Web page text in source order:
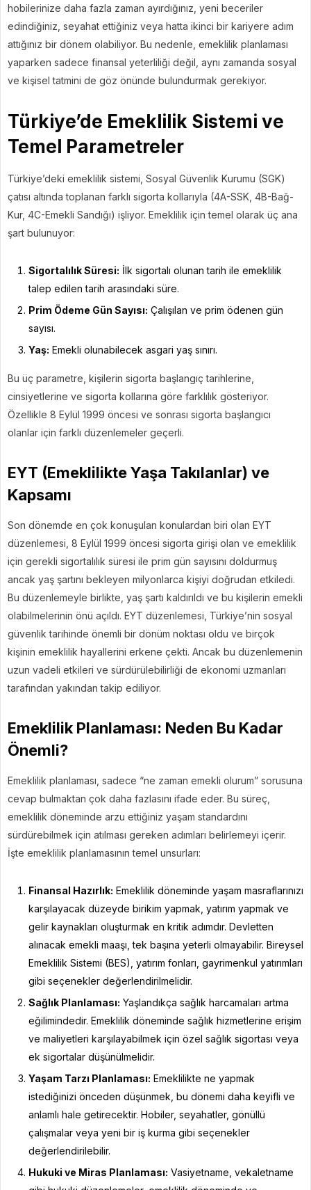
hobilerinize daha fazla zaman ayırdığınız, yeni beceriler
edindiğiniz, seyahat ettiğiniz veya hatta ikinci bir kariyere adım
attığınız bir dönem olabiliyor. Bu nedenle, emeklilik planlaması
yaparken sadece finansal yeterliliği değil, aynı zamanda sosyal
ve kişisel tatmini de göz önünde bulundurmak gerekiyor.
Türkiye’de Emeklilik Sistemi ve
Temel Parametreler
Türkiye’deki emeklilik sistemi, Sosyal Güvenlik Kurumu (SGK)
çatısı altında toplanan farklı sigorta kollarıyla (4A-SSK, 4B-Bağ-
Kur, 4C-Emekli Sandığı) işliyor. Emeklilik için temel olarak üç ana
şart bulunuyor:
Sigortalılık Süresi: İlk sigortalı olunan tarih ile emeklilik
talep edilen tarih arasındaki süre.
Prim Ödeme Gün Sayısı: Çalışılan ve prim ödenen gün
sayısı.
Yaş: Emekli olunabilecek asgari yaş sınırı.
Bu üç parametre, kişilerin sigorta başlangıç tarihlerine,
cinsiyetlerine ve sigorta kollarına göre farklılık gösteriyor.
Özellikle 8 Eylül 1999 öncesi ve sonrası sigorta başlangıcı
olanlar için farklı düzenlemeler geçerli.
EYT (Emeklilikte Yaşa Takılanlar) ve
Kapsamı
Son dönemde en çok konuşulan konulardan biri olan EYT
düzenlemesi, 8 Eylül 1999 öncesi sigorta girişi olan ve emeklilik
için gerekli sigortalılık süresi ile prim gün sayısını doldurmuş
ancak yaş şartını bekleyen milyonlarca kişiyi doğrudan etkiledi.
Bu düzenlemeyle birlikte, yaş şartı kaldırıldı ve bu kişilerin emekli
olabilmelerinin önü açıldı. EYT düzenlemesi, Türkiye’nin sosyal
güvenlik tarihinde önemli bir dönüm noktası oldu ve birçok
kişinin emeklilik hayallerini erkene çekti. Ancak bu düzenlemenin
uzun vadeli etkileri ve sürdürülebilirliği de ekonomi uzmanları
tarafından yakından takip ediliyor.
Emeklilik Planlaması: Neden Bu Kadar
Önemli?
Emeklilik planlaması, sadece “ne zaman emekli olurum” sorusuna
cevap bulmaktan çok daha fazlasını ifade eder. Bu süreç,
emeklilik döneminde arzu ettiğiniz yaşam standardını
sürdürebilmek için atılması gereken adımları belirlemeyi içerir.
İşte emeklilik planlamasının temel unsurları:
Finansal Hazırlık: Emeklilik döneminde yaşam masraflarınızı
karşılayacak düzeyde birikim yapmak, yatırım yapmak ve
gelir kaynakları oluşturmak en kritik adımdır. Devletten
alınacak emekli maaşı, tek başına yeterli olmayabilir. Bireysel
Emeklilik Sistemi (BES), yatırım fonları, gayrimenkul yatırımları
gibi seçenekler değerlendirilmelidir.
Sağlık Planlaması: Yaşlandıkça sağlık harcamaları artma
eğilimindedir. Emeklilik döneminde sağlık hizmetlerine erişim
ve maliyetleri karşılayabilmek için özel sağlık sigortası veya
ek sigortalar düşünülmelidir.
Yaşam Tarzı Planlaması: Emeklilikte ne yapmak
istediğinizi önceden düşünmek, bu dönemi daha keyifli ve
anlamlı hale getirecektir. Hobiler, seyahatler, gönüllü
çalışmalar veya yeni bir iş kurma gibi seçenekler
değerlendirilebilir.
Hukuki ve Miras Planlaması: Vasiyetname, vekaletname